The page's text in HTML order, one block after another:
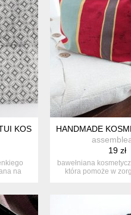
KOSMETYCZKA
na
HANDMADE
19 zł
bawełniana
która pomoże w